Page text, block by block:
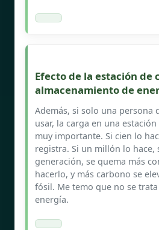
Efecto de la estación de
almacenamiento de
Además, si solo una persona
usar, la carga en una
muy importante. Si cien lo
registra. Si un millón lo hace,
generación, se quema más
hacerlo, y más carbono se
fósil. Me temo que no se
energía.